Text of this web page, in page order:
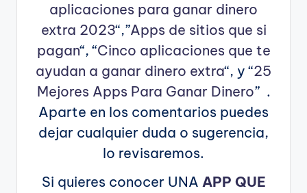
aplicaciones para ganar dinero
extra 2023“,”Apps de sitios que si
pagan“, “Cinco aplicaciones que te
ayudan a ganar dinero extra“, y “25
Mejores Apps Para Ganar Dinero” .
Aparte en los comentarios puedes
dejar cualquier duda o sugerencia,
lo revisaremos.
Si quieres conocer UNA APP QUE